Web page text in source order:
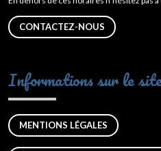
CONTACTEZ-NOUS
Informations sur le
MENTIONS LÉGALES